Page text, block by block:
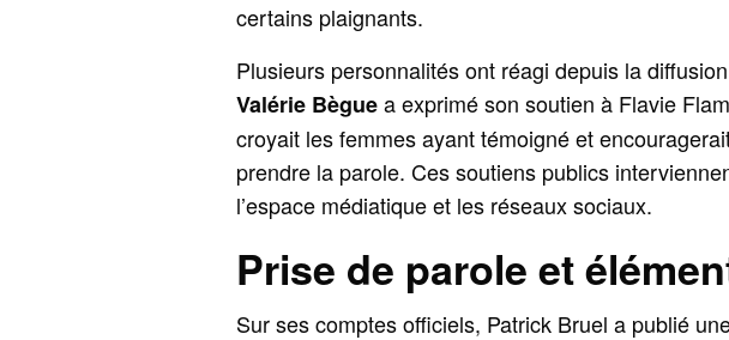
certains plaignants.
Plusieurs personnalités ont réagi depuis la
Valérie Bèguea exprimé son soutien à Flavie
croyait les femmes ayant témoigné et
prendre la parole. Ces soutiens publics
l’espace médiatique et les réseaux sociaux.
Prise de parole et
Sur ses comptes officiels, Patrick Bruel a publié